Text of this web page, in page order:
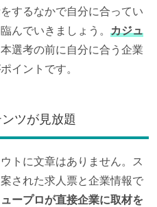
するなかで自分に合ってい
んでいきましょう。 カジュ
選考の前に自分に合う企業
イントです。
ツが見放題
トに文章はありません。ス
された求人票と企業情報で
ュープロが直接企業に取材を